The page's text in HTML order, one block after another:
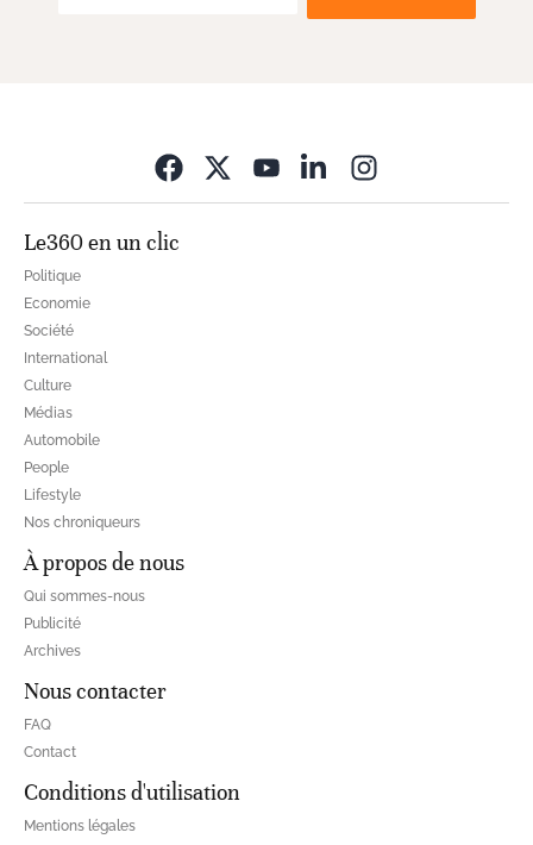
Le360 en un clic
Politique
Economie
Société
International
Culture
Médias
Automobile
People
Lifestyle
Nos chroniqueurs
À propos de nous
Qui sommes-nous
Publicité
Archives
Nous contacter
FAQ
Contact
Conditions d'utilisation
Mentions légales